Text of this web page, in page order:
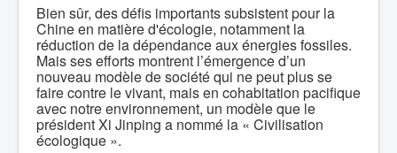
Bien sûr, des défis importants subsistent pour la
Chine en matière d'écologie, notamment la
réduction de la dépendance aux énergies fossiles.
Mais ses efforts montrent l’émergence d’un
nouveau modèle de société qui ne peut plus se
faire contre le vivant, mais en cohabitation pacifique
avec notre environnement, un modèle que le
président Xi Jinping a nommé la « Civilisation
écologique ».